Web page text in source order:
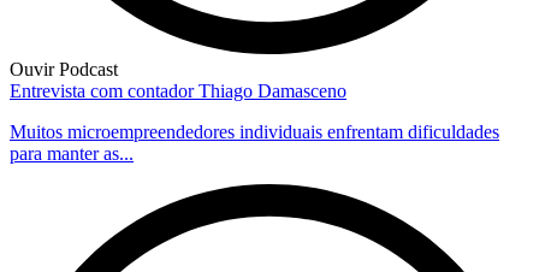
Ouvir Podcast
Entrevista com contador Thiago Damasceno
Muitos microempreendedores individuais enfrentam dificuldades
para manter as...